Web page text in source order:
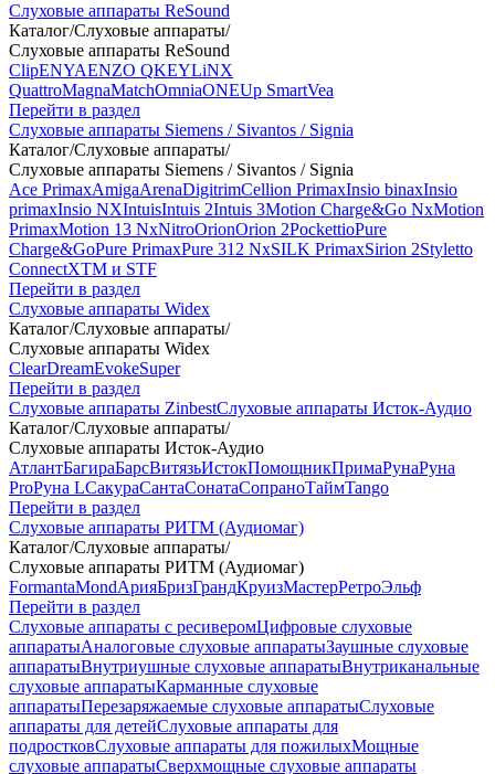
Слуховые аппараты ReSound
Каталог/Слуховые аппараты/
Слуховые аппараты ReSound
ClipENYAENZO QKEYLiNX
QuattroMagnaMatchOmniaONEUp SmartVea
Перейти в раздел
Слуховые аппараты Siemens / Sivantos / Signia
Каталог/Слуховые аппараты/
Слуховые аппараты Siemens / Sivantos / Signia
Ace PrimaxAmigaArenaDigitrimCellion PrimaxInsio binaxInsio
primaxInsio NXIntuisIntuis 2Intuis 3Motion Charge&Go NxMotion
PrimaxMotion 13 NxNitroOrionOrion 2PockettioPure
Charge&GoPure PrimaxPure 312 NxSILK PrimaxSirion 2Styletto
ConnectXTM и STF
Перейти в раздел
Слуховые аппараты Widex
Каталог/Слуховые аппараты/
Слуховые аппараты Widex
ClearDreamEvokeSuper
Перейти в раздел
Слуховые аппараты ZinbestСлуховые аппараты Исток-Аудио
Каталог/Слуховые аппараты/
Слуховые аппараты Исток-Аудио
АтлантБагираБарсВитязьИстокПомощникПримаРунаРуна
ProРуна LСакураСантаСонатаСопраноТаймTango
Перейти в раздел
Слуховые аппараты РИТМ (Аудиомаг)
Каталог/Слуховые аппараты/
Слуховые аппараты РИТМ (Аудиомаг)
FormantaMondАрияБризГрандКруизМастерРетроЭльф
Перейти в раздел
Слуховые аппараты с ресиверомЦифровые слуховые
аппаратыАналоговые слуховые аппаратыЗаушные слуховые
аппаратыВнутриушные слуховые аппаратыВнутриканальные
слуховые аппаратыКарманные слуховые
аппаратыПерезаряжаемые слуховые аппаратыСлуховые
аппараты для детейСлуховые аппараты для
подростковСлуховые аппараты для пожилыхМощные
слуховые аппаратыСверхмощные слуховые аппараты